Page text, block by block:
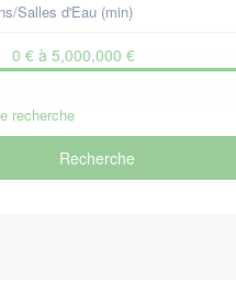
Salles d'Eau (min)
0 € à 5,000,000 €
recherche
Recherche